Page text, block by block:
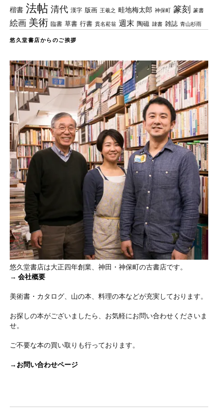
楷書 法帖 清代 漢字 版画 王羲之 畦地梅太郎 神保町 篆刻 篆書
絵画 美術 臨書 草書 行書 貫名菘翁 週末 陶磁 隷書 雑誌 青山杉雨
悠久堂書店からのご挨拶
悠久堂書店は大正四年創業、神田・神保町の古書店です。
→ 会社概要
美術書・カタログ、山の本、料理の本などが充実しております。
お探しの本がございましたら、お気軽にお問い合わせくださいま
せ。
ご不要な本の買い取りも行っております。
→お問い合わせページ